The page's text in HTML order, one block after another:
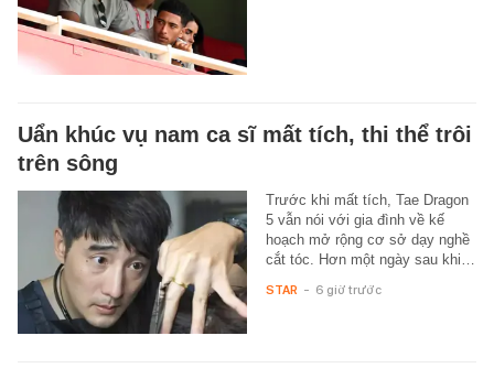
Uẩn khúc vụ nam ca sĩ mất tích, thi thể trôi
trên sông
Trước khi mất tích, Tae Dragon
5 vẫn nói với gia đình về kế
hoạch mở rộng cơ sở dạy nghề
cắt tóc. Hơn một ngày sau khi…
STAR - 6 giờ trước